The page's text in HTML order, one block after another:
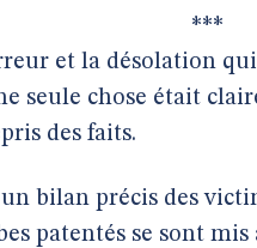
***
et la désolation
seule chose était
des faits.
bilan précis des
patentés se sont